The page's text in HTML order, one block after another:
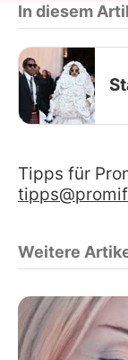
In diesem
Tipps für
Weitere